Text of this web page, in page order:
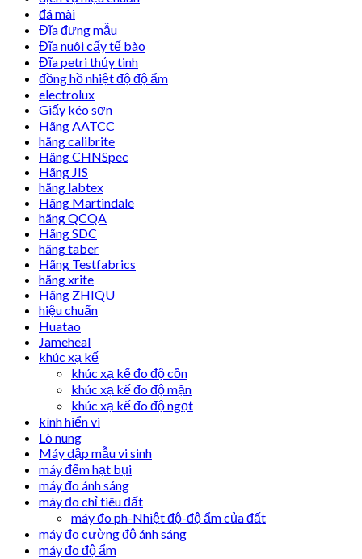
đá mài
Đĩa đựng mẫu
Đĩa nuôi cấy tế bào
Đĩa petri thủy tinh
đồng hồ nhiệt độ độ ẩm
electrolux
Giấy kéo sơn
Hãng AATCC
hãng calibrite
Hãng CHNSpec
Hãng JIS
hãng labtex
Hãng Martindale
hãng QCQA
Hãng SDC
hãng taber
Hãng Testfabrics
hãng xrite
Hãng ZHIQU
hiệu chuẩn
Huatao
Jameheal
khúc xạ kế
khúc xạ kế đo độ cồn
khúc xạ kế đo độ mặn
khúc xạ kế đo độ ngọt
kính hiển vi
Lò nung
Máy dập mẫu vi sinh
máy đếm hạt bụi
máy đo ánh sáng
máy đo chỉ tiêu đất
máy đo ph-Nhiệt độ-độ ẩm của đất
máy đo cường độ ánh sáng
máy đo độ ẩm